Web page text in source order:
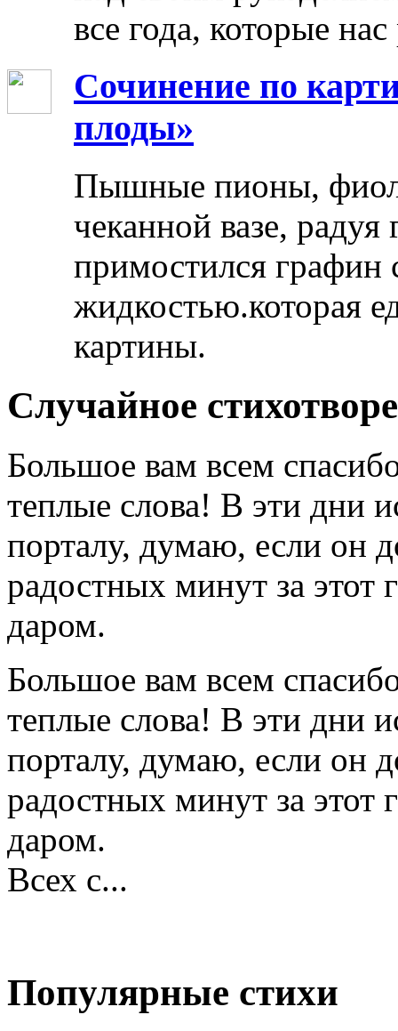
все года, которые
Сочинение по
плоды»
Пышные пионы,
чеканной вазе,
примостился графин
жидкостью.которая
картины.
Случайное
Большое вам всем
теплые слова! В эти дни
порталу, думаю, если он
радостных минут за этот
даром.
Большое вам всем
теплые слова! В эти дни
порталу, думаю, если он
радостных минут за этот
даром.
Всех с...
Популярные стихи